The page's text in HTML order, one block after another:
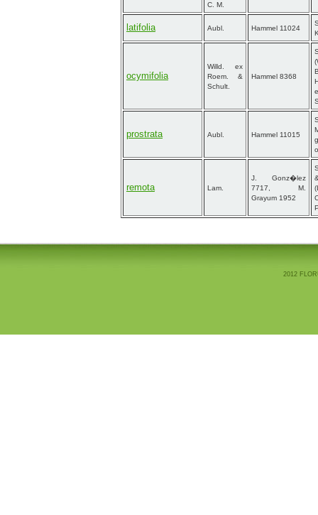
C. M.
latifolia Aubl. Hammel 11024
ocymifolia
Willd. ex
Roem. &
Schult.
Hammel 8368
prostrata Aubl. Hammel 11015
remota Lam.
J. Gonz�lez
7717, M.
Grayum 1952
2012